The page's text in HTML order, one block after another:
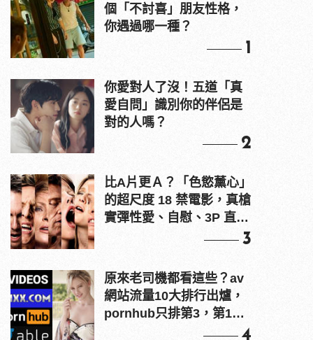
個「不討喜」朋友性格，
你遇過哪一種？
1
你愛對人了沒！五道「真
愛自問」識別你的伴侶是
對的人嗎？
2
比A片更Ａ？「色慾薰心」
的超尺度 18 禁電影，真槍
實彈性愛、自慰、3P 直接
3
原來老司機都看這些？av
網站流量10大排行出爐，
pornhub只排第3，第1名
4